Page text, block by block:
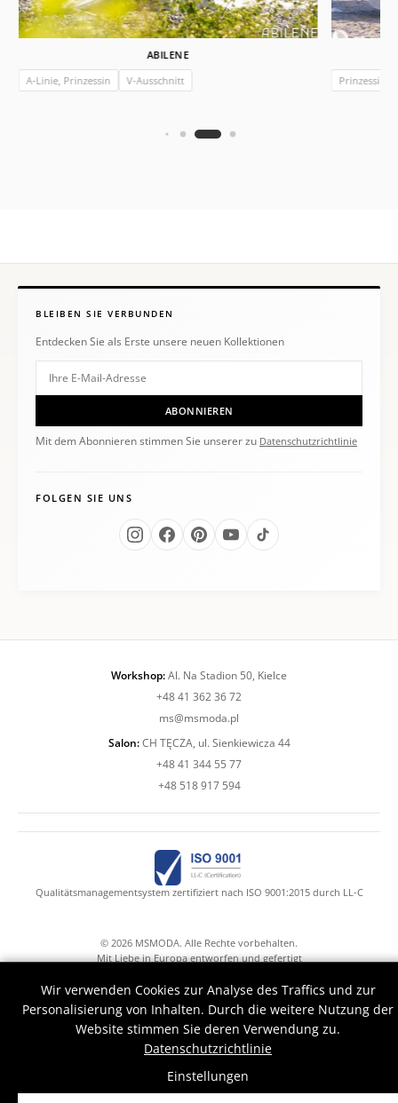
ABILENE
A-Linie, Prinzessin
V-Ausschnitt Prinzessin
BLEIBEN SIE VERBUNDEN
Entdecken Sie als Erste unsere neuen Kollektionen
ABONNIEREN
Mit dem Abonnieren stimmen Sie unserer zu Datenschutzrichtlinie
FOLGEN SIE UNS
Workshop:Al. Na Stadion 50, Kielce
+48 41 362 36 72
ms@msmoda.pl
Salon:CH TĘCZA, ul. Sienkiewicza 44
+48 41 344 55 77
+48 518 917 594
Qualitätsmanagementsystem zertifiziert nach ISO 9001:2015 durch LL-C
© 2026 MSMODA. Alle Rechte vorbehalten.
Mit Liebe in Europa entworfen und gefertigt
Wir verwenden Cookies zur Analyse des Traffics und zur
Personalisierung von Inhalten. Durch die weitere Nutzung der
Website stimmen Sie deren Verwendung zu.
Datenschutzrichtlinie
Einstellungen